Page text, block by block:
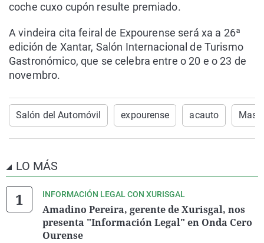
coche cuxo cupón resulte premiado.
A vindeira cita feiral de Expourense será xa a 26ª
edición de Xantar, Salón Internacional de Turismo
Gastronómico, que se celebra entre o 20 e o 23 de
novembro.
Salón del Automóvil expourense acauto Mas
LO MÁS
INFORMACIÓN LEGAL CON XURISGAL
Amadino Pereira, gerente de Xurisgal, nos
presenta "Información Legal" en Onda Cero
Ourense